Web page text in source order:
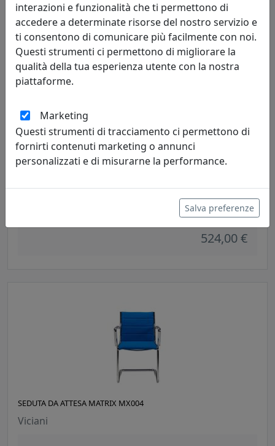
481,00 €
POLTRONCINA DA ATTESA WAVE WA004
524,00 €
SEDUTA DA ATTESA MATRIX MX004
Viciani
interazioni e funzionalità che ti permettono di
accedere a determinate risorse del nostro servizio e
ti consentono di comunicare più facilmente con noi.
Questi strumenti ci permettono di migliorare la
qualità della tua esperienza utente con la nostra
piattaforme.
Marketing
Questi strumenti di tracciamento ci permettono di
fornirti contenuti marketing o annunci
personalizzati e di misurarne la performance.
Salva preferenze